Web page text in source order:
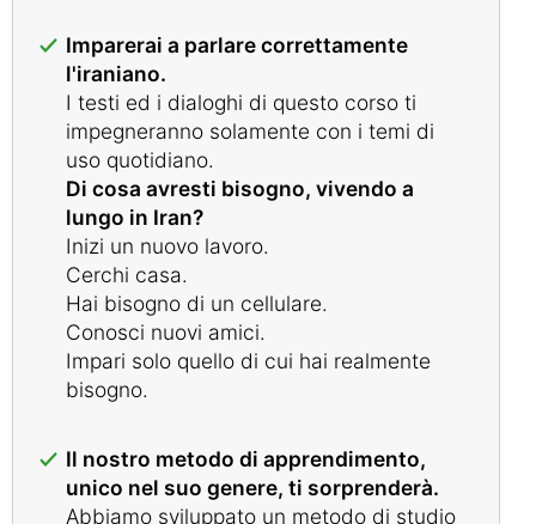
Imparerai a parlare correttamente
l'iraniano.
I testi ed i dialoghi di questo corso ti
impegneranno solamente con i temi di
uso quotidiano.
Di cosa avresti bisogno, vivendo a
lungo in Iran?
Inizi un nuovo lavoro.
Cerchi casa.
Hai bisogno di un cellulare.
Conosci nuovi amici.
Impari solo quello di cui hai realmente
bisogno.
Il nostro metodo di apprendimento,
unico nel suo genere, ti sorprenderà.
Abbiamo sviluppato un metodo di studio